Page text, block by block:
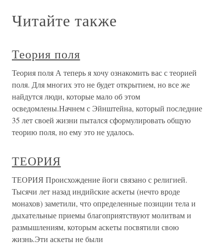
Читайте также
Теория поля
Теория поля А теперь я хочу ознакомить вас с теорией
поля. Для многих это не будет открытием, но все же
найдутся люди, которые мало об этом
осведомлены.Начнем с Эйнштейна, который последние
35 лет своей жизни пытался сформулировать общую
теорию поля, но ему это не удалось.
ТЕОРИЯ
ТЕОРИЯ Происхождение йоги связано с религией.
Тысячи лет назад индийские аскеты (нечто вроде
монахов) заметили, что определенные позиции тела и
дыхательные приемы благоприятствуют молитвам и
размышлениям, которым аскеты посвятили свою
жизнь.Эти аскеты не были